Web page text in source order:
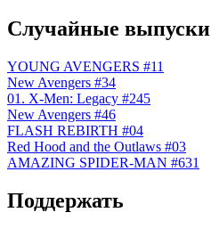
Случайные выпуски
YOUNG AVENGERS #11
New Avengers #34
01. X-Men: Legacy #245
New Avengers #46
FLASH REBIRTH #04
Red Hood and the Outlaws #03
AMAZING SPIDER-MAN #631
Поддержать